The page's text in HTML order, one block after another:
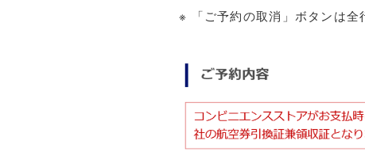
※ 「ご予約の取消」ボタンは全